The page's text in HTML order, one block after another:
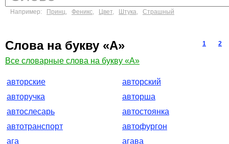
Например: Принц, Феникс, Цвет, Штука, Страшный
Слова на букву «А» 1 2
Все словарные слова на букву «А»
авторские
авторский
авторучка
авторша
автослесарь
автостоянка
автотранспорт
автофургон
ага
агава